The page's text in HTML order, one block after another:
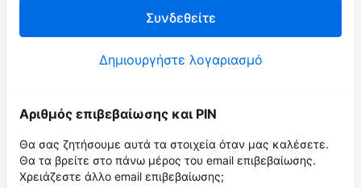
Συνδεθείτε
Δημιουργήστε λογαριασμό
Αριθμός επιβεβαίωσης και PIN
Θα σας ζητήσουμε αυτά τα στοιχεία όταν μας καλέσετε.
Θα τα βρείτε στο πάνω μέρος του email επιβεβαίωσης.
Χρειάζεστε άλλο email επιβεβαίωσης;